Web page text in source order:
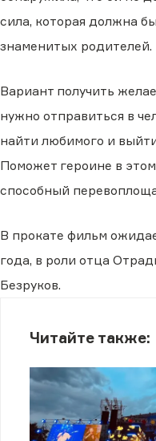
сила, которая должна
знаменитых родителей.
Вариант получить
нужно отправиться в
найти любимого и
Поможет героине в
способный
В прокате фильм
года, в роли отца
Безруков.
Читайте также: